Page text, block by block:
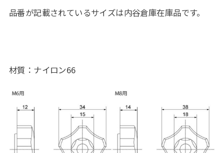
品番が記載されているサイズは内谷倉庫在庫品です。
材質：ナイロン66